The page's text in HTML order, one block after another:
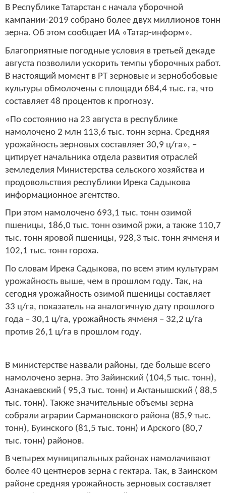
В Республике Татарстан с начала уборочной
кампании-2019 собрано более двух миллионов тонн
зерна. Об этом сообщает ИА «Татар-информ».
Благоприятные погодные условия в третьей декаде
августа позволили ускорить темпы уборочных работ.
В настоящий момент в РТ зерновые и зернобобовые
культуры обмолочены с площади 684,4 тыс. га, что
составляет 48 процентов к прогнозу.
«По состоянию на 23 августа в республике
намолочено 2 млн 113,6 тыс. тонн зерна. Средняя
урожайность зерновых составляет 30,9 ц/га», –
цитирует начальника отдела развития отраслей
земледелия Министерства сельского хозяйства и
продовольствия республики Ирека Садыкова
информационное агентство.
При этом намолочено 693,1 тыс. тонн озимой
пшеницы, 186,0 тыс. тонн озимой ржи, а также 110,7
тыс. тонн яровой пшеницы, 928,3 тыс. тонн ячменя и
102,1 тыс. тонн гороха.
По словам Ирека Садыкова, по всем этим культурам
урожайность выше, чем в прошлом году. Так, на
сегодня урожайность озимой пшеницы составляет
33 ц/га, показатель на аналогичную дату прошлого
года – 30,1 ц/га, урожайность ячменя – 32,2 ц/га
против 26,1 ц/га в прошлом году.
В министерстве назвали районы, где больше всего
намолочено зерна. Это Зайинский (104,5 тыс. тонн),
Азнакаевский ( 95,3 тыс. тонн) и Актанышский ( 88,5
тыс. тонн). Также значительные объемы зерна
собрали аграрии Сармановского района (85,9 тыс.
тонн), Буинского (81,5 тыс. тонн) и Арского (80,7
тыс. тонн) районов.
В четырех муниципальных районах намолачивают
более 40 центнеров зерна с гектара. Так, в Заинском
районе средняя урожайность зерновых составляет